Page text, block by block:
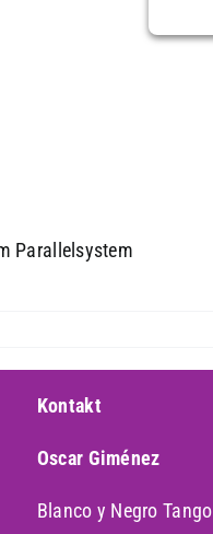
Parallelsystem
Kontakt
Oscar Giménez
Blanco y Negro Tango